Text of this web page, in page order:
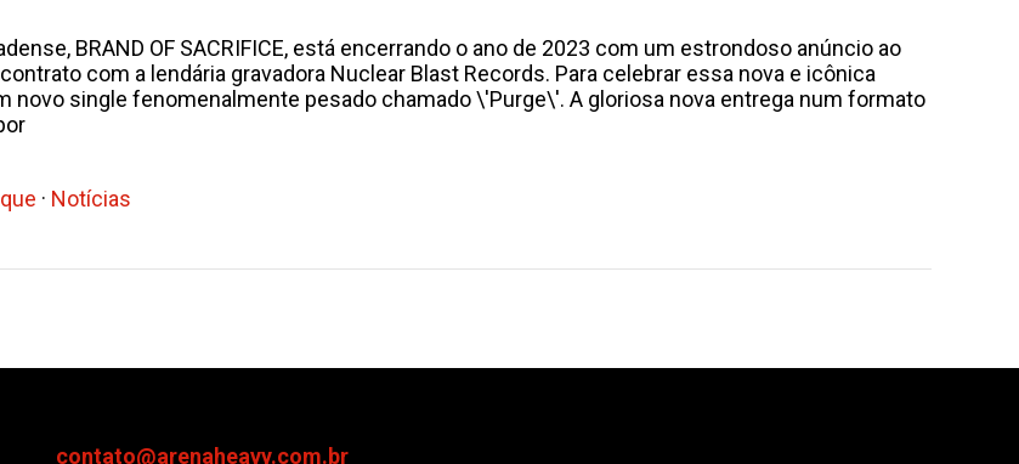
BRAND OF SACRIFICE, está encerrando o ano de 2023 com um estrondoso anúncio ao
com a lendária gravadora Nuclear Blast Records. Para celebrar essa nova e icônica
novo single fenomenalmente pesado chamado \'Purge\'. A gloriosa nova entrega num formato
· Notícias
contato@arenaheavy.com.br